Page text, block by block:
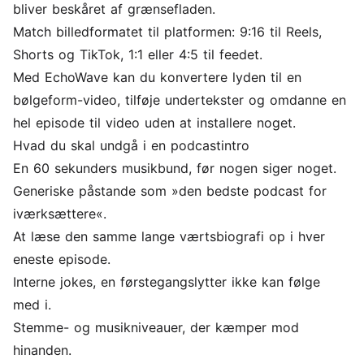
bliver beskåret af grænsefladen.
Match billedformatet til platformen: 9:16 til Reels,
Shorts og TikTok, 1:1 eller 4:5 til feedet.
Med EchoWave kan du konvertere lyden til en
bølgeform-video, tilføje undertekster og omdanne en
hel episode til video uden at installere noget.
Hvad du skal undgå i en podcastintro
En 60 sekunders musikbund, før nogen siger noget.
Generiske påstande som »den bedste podcast for
iværksættere«.
At læse den samme lange værtsbiografi op i hver
eneste episode.
Interne jokes, en førstegangslytter ikke kan følge
med i.
Stemme- og musikniveauer, der kæmper mod
hinanden.